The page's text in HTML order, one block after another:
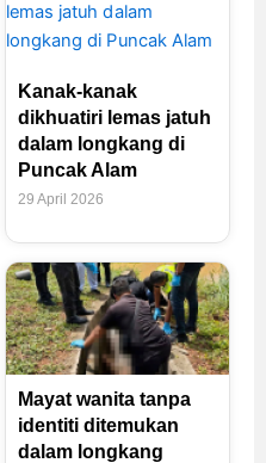
Kanak-kanak
dikhuatiri lemas jatuh
dalam longkang di
Puncak Alam
29 April 2026
Mayat wanita tanpa
identiti ditemukan
dalam longkang